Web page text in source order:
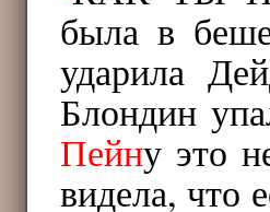
была в
ударила
Блондин
Пейну это
видела, что